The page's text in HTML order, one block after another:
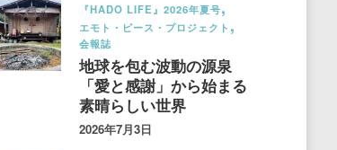
『HADO LIFE』2026年夏号
エモト・ピース・プロジェクト
会報誌
地球を包む波動の源泉
「愛と感謝」から始まる
素晴らしい世界
2026年7月3日